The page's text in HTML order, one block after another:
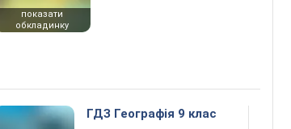
показати
обкладинку
ГДЗ Географія 9 клас